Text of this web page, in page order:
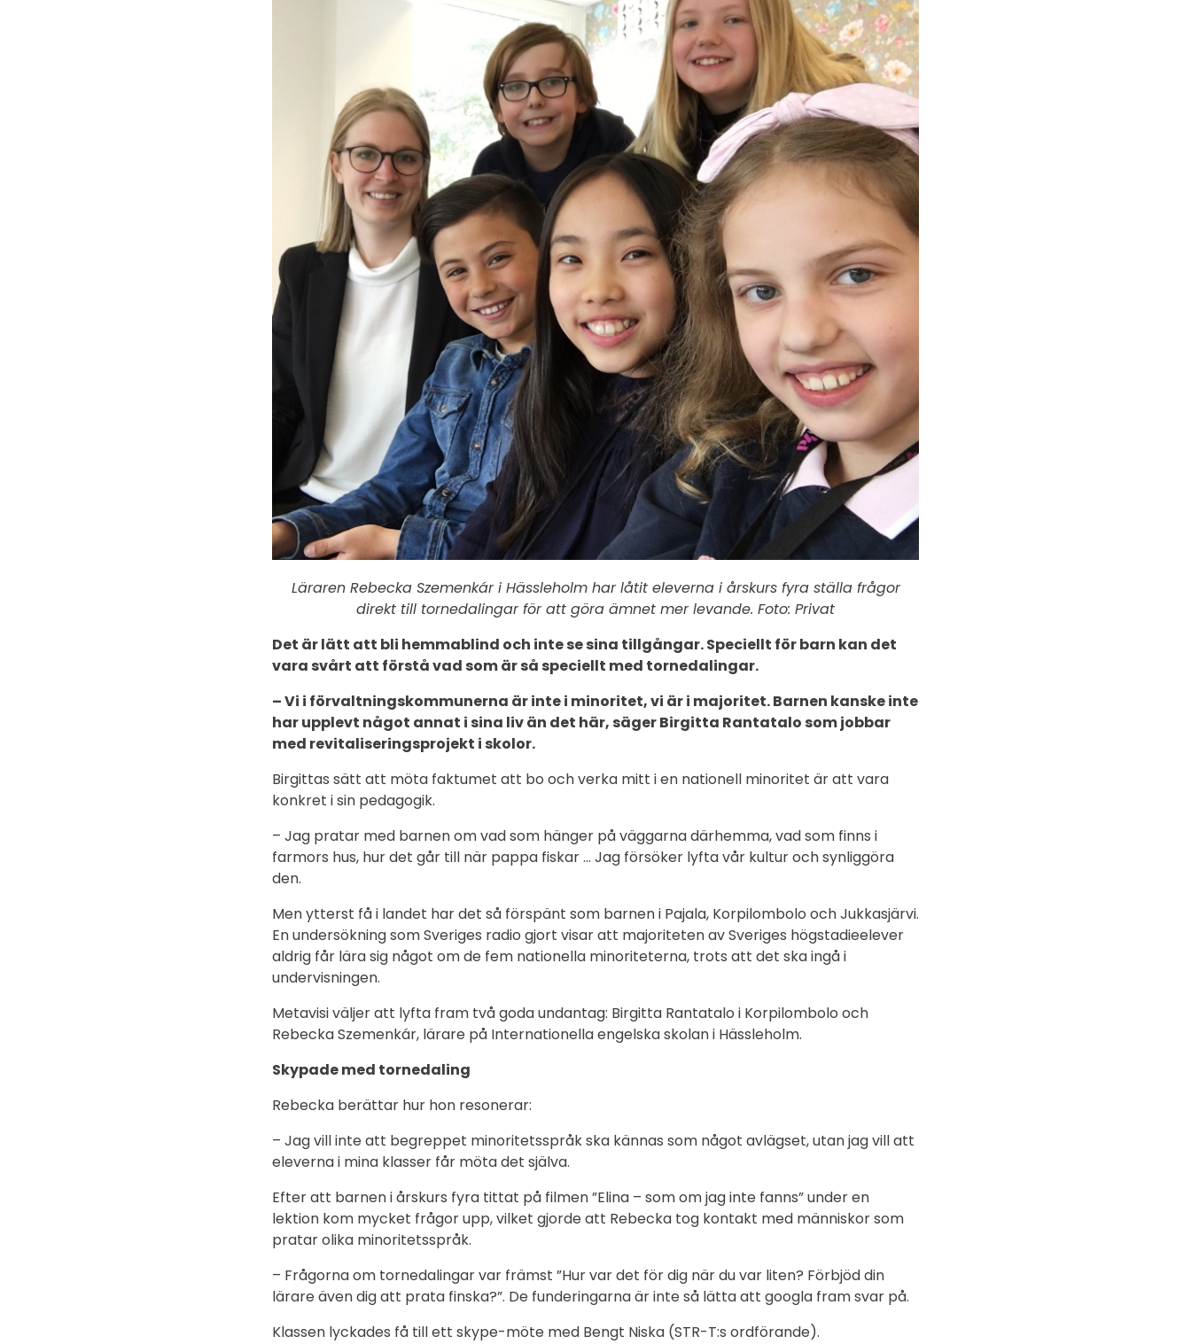
Läraren Rebecka Szemenkár i Hässleholm har låtit eleverna i årskurs fyra ställa frågor
direkt till tornedalingar för att göra ämnet mer levande. Foto: Privat
Det är lätt att bli hemmablind och inte se sina tillgångar. Speciellt för barn kan det
vara svårt att förstå vad som är så speciellt med tornedalingar.
– Vi i förvaltningskommunerna är inte i minoritet, vi är i majoritet. Barnen kanske inte
har upplevt något annat i sina liv än det här, säger Birgitta Rantatalo som jobbar
med revitaliseringsprojekt i skolor.
Birgittas sätt att möta faktumet att bo och verka mitt i en nationell minoritet är att vara
konkret i sin pedagogik.
– Jag pratar med barnen om vad som hänger på väggarna därhemma, vad som finns i
farmors hus, hur det går till när pappa fiskar … Jag försöker lyfta vår kultur och synliggöra
den.
Men ytterst få i landet har det så förspänt som barnen i Pajala, Korpilombolo och Jukkasjärvi.
En undersökning som Sveriges radio gjort visar att majoriteten av Sveriges högstadieelever
aldrig får lära sig något om de fem nationella minoriteterna, trots att det ska ingå i
undervisningen.
Metavisi väljer att lyfta fram två goda undantag: Birgitta Rantatalo i Korpilombolo och
Rebecka Szemenkár, lärare på Internationella engelska skolan i Hässleholm.
Skypade med tornedaling
Rebecka berättar hur hon resonerar:
– Jag vill inte att begreppet minoritetsspråk ska kännas som något avlägset, utan jag vill att
eleverna i mina klasser får möta det själva.
Efter att barnen i årskurs fyra tittat på filmen ”Elina – som om jag inte fanns” under en
lektion kom mycket frågor upp, vilket gjorde att Rebecka tog kontakt med människor som
pratar olika minoritetsspråk.
– Frågorna om tornedalingar var främst ”Hur var det för dig när du var liten? Förbjöd din
lärare även dig att prata finska?”. De funderingarna är inte så lätta att googla fram svar på.
Klassen lyckades få till ett skype-möte med Bengt Niska (STR-T:s ordförande).